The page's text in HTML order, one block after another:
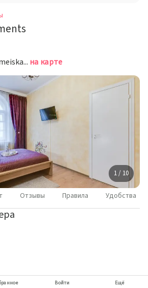
Ulitsa 1-ya Krasnoarmeiskay, 22, Saint Petersburg, Санкт-Петербург на карте
1 / 10
Отзывы Правила Удобства
Войти Ещё